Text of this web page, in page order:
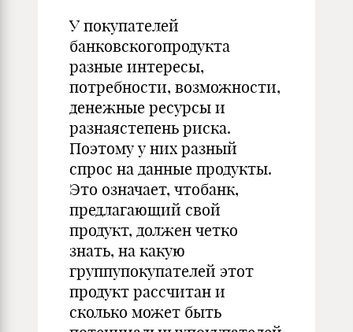
У покупателей
банковскогопродукта
разные интересы,
потребности, возможности,
денежные ресурсы и
разнаястепень риска.
Поэтому у них разный
спрос на данные продукты.
Это означает, чтобанк,
предлагающий свой
продукт, должен четко
знать, на какую
группупокупателей этот
продукт рассчитан и
сколько может быть